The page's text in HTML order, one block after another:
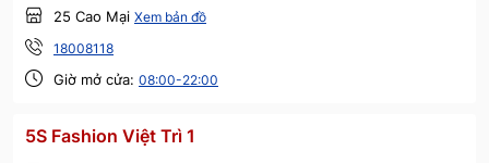
25 Cao Mại Xem bản đồ
18008118
Giờ mở cửa: 08:00-22:00
5S Fashion Việt Trì 1